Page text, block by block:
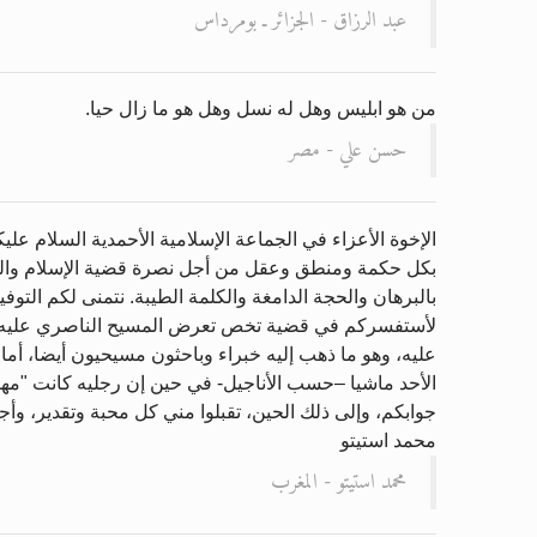
عبد الرزاق - الجزائر ـ بومرداس
من هو ابليس وهل له نسل وهل هو ما زال حيا.
حسن علي - مصر
الإخوة الأعزاء في الجماعة الإسلامية الأحمدية
بكل حكمة ومنطق وعقل من أجل نصرة قضية الإسلام
بالبرهان والحجة الدامغة والكلمة الطيبة. نتمنى لكم
لأستفسركم في قضية تخص تعرض المسيح الناصري عليه
عليه، وهو ما ذهب إليه خبراء وباحثون مسيحيون أيضا،
جوابكم، وإلى ذلك الحين، تقبلوا مني كل محبة وتقدير،
محمد استيتو
محمد استيتو - المغرب